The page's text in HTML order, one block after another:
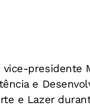
vice-presidente
e
e Lazer